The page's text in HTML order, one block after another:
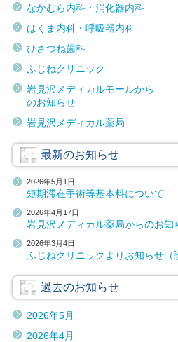
なかむら内科・消化器内科
はくま内科・呼吸器内科
ひさつね歯科
ふじねクリニック
岩見沢メディカルモールから
のお知らせ
岩見沢メディカル薬局
最新のお知らせ
2026年5月1日
短期滞在手術等基本料について
2026年4月17日
岩見沢メディカル薬局からのお知
2026年3月4日
ふじねクリニックよりお知らせ（
過去のお知らせ
2026年5月
2026年4月